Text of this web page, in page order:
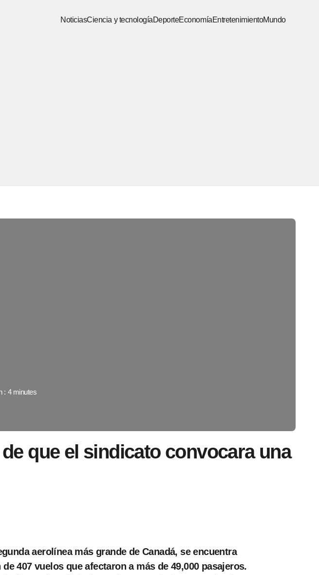
NoticiasCiencia y tecnologíaDeporteEconomíaEntretenimientoMundo
: 4 minutes
que el sindicato convocara una
aerolínea más grande de Canadá, se encuentra
de407 vuelosque afectaron a más de49,000 pasajeros.